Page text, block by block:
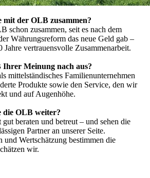
mit der OLB zusammen?
schon zusammen, seit es nach dem
Währungsreform das neue Geld gab –
Jahre vertrauensvolle Zusammenarbeit.
Ihrer Meinung nach aus?
mittelständisches Familienunternehmen
Produkte sowie den Service, den wir
und auf Augenhöhe.
die OLB weiter?
beraten und betreut – und sehen die
Partner an unserer Seite.
und Wertschätzung bestimmen die
wir.